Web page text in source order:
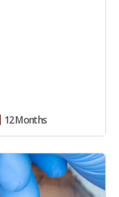
12 Months